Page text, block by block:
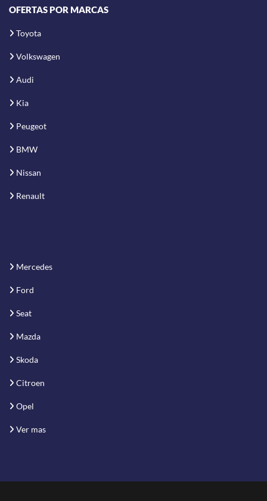
OFERTAS POR MARCAS
Toyota
Volkswagen
Audi
Kia
Peugeot
BMW
Nissan
Renault
Mercedes
Ford
Seat
Mazda
Skoda
Citroen
Opel
Ver mas